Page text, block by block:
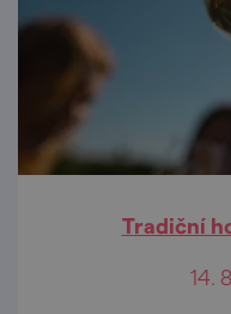
Tradiční
14.